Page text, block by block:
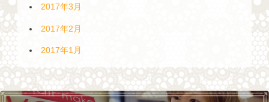
2017年3月
2017年2月
2017年1月